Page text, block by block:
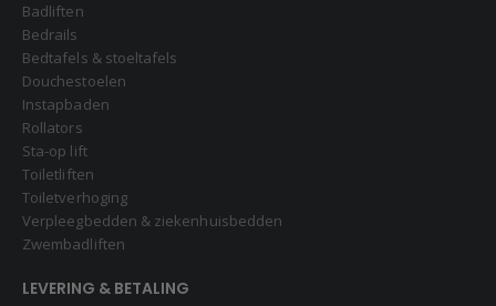
Badliften
Bedrails
Bedtafels & stoeltafels
Douchestoelen
Instapbaden
Rollators
Sta-op lift
Toiletliften
Toiletverhoging
Verpleegbedden & ziekenhuisbedden
Zwembadliften
LEVERING & BETALING